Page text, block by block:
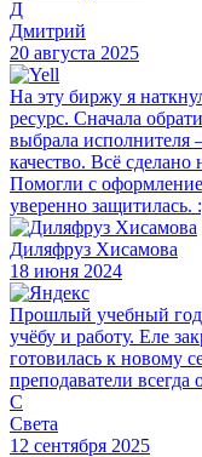
Д
Дмитрий
20 августа 2025
На эту биржу я
ресурс. Сначала
выбрала исполнителя
качество. Всё
Помогли с
уверенно защитилась.
Диляфруз Хисамова
18 июня 2024
Прошлый учебный год
учёбу и работу. Еле
готовилась к новому
преподаватели всегда
С
Света
12 сентября 2025